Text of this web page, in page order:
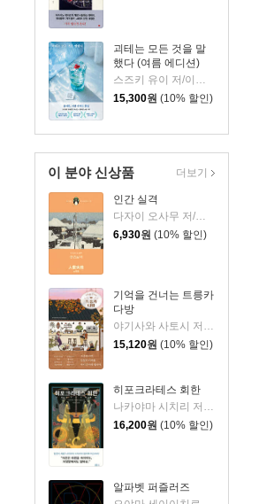
괴테는 모든 것을 말
했다 (여름 에디션)
스즈키 유이 저/이지수 역
15,300원 (10% 할인)
이 분야 신상품
인간 실격
다자이 오사무 저/김소영 역
6,930원 (10% 할인)
기억을 건너는 트릉카
다방
15,120원 (10% 할인)
히포크라테스 회한
나카야마 시치리 저/민경욱 역
16,200원 (10% 할인)
알파벳 퍼즐러즈
더보기